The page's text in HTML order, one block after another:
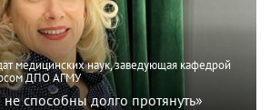
медицинских наук, заведующая кафедрой
ДПО АГМУ
способны долго протянуть»